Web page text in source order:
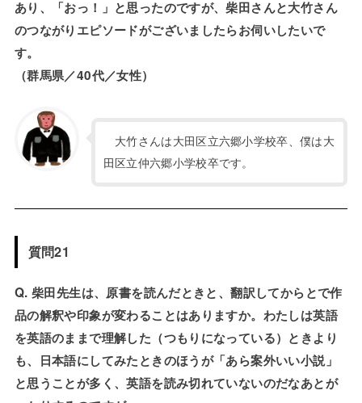
あり、「おっ！」と思ったのですが、柴田さんと大竹さん
のつながりエピソードがございましたらお伺いしたいで
す。
（群馬県／40代／女性）
大竹さんは大田区立六郷小学校卒、僕は大
田区立仲六郷小学校卒です。
質問21
Q. 柴田先生は、原書を読んだときと、翻訳してからとで作
品の解釈や印象が変わることはありますか。わたしは英語
を英語のままで理解した（つもりになっている）ときより
も、日本語にしてみたときのほうが「あら案外いい小説」
と思うことが多く、英語を読み切れていないのだなあとが